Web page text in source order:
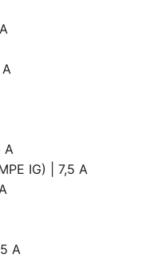
A
IG) | 7,5 A
A